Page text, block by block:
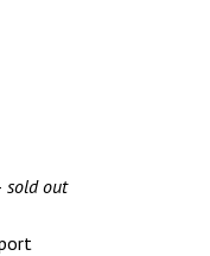
sold out